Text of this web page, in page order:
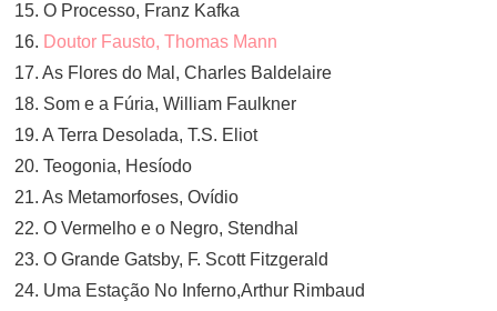
15. O Processo, Franz Kafka
16. Doutor Fausto, Thomas Mann
17. As Flores do Mal, Charles Baldelaire
18. Som e a Fúria, William Faulkner
19. A Terra Desolada, T.S. Eliot
20. Teogonia, Hesíodo
21. As Metamorfoses, Ovídio
22. O Vermelho e o Negro, Stendhal
23. O Grande Gatsby, F. Scott Fitzgerald
24. Uma Estação No Inferno,Arthur Rimbaud